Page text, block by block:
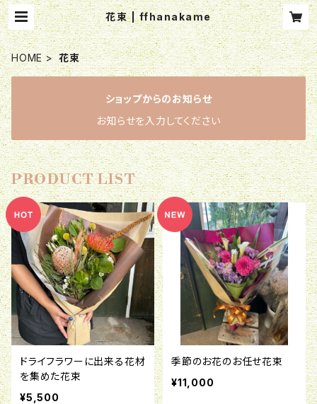
花束 | ffhanakame
HOME 花束
ショップからのお知らせ
お知らせを入力してください
PRODUCT LIST
ドライフラワーに出来る花材
を集めた花束
¥5,500
季節のお花のお任せ花束
¥11,000